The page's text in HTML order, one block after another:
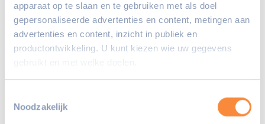
apparaat op te slaan en te gebruiken met als doel
gepersonaliseerde advertenties en content, metingen aan
advertenties en content, inzicht in publiek en
productontwikkeling. U kunt kiezen wie uw gegevens
Informatie verzamelen over uw geografische
Noodzakelijk
WOR: Wet op
Ondernemingsraden
WMS: Wet
Scholen